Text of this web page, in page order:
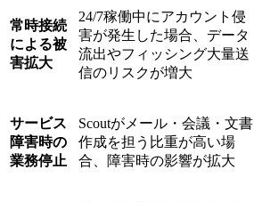
常時接続
による被
害拡大
24/7稼働中にアカウント侵
害が発生した場合、データ
流出やフィッシング大量送
信のリスクが増大
サービス
障害時の
業務停止
Scoutがメール・会議・文書
作成を担う比重が高い場
合、障害時の影響が拡大